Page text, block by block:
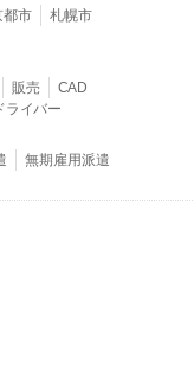
都市
札幌市
販売
CAD
ライバー
無期雇用派遣